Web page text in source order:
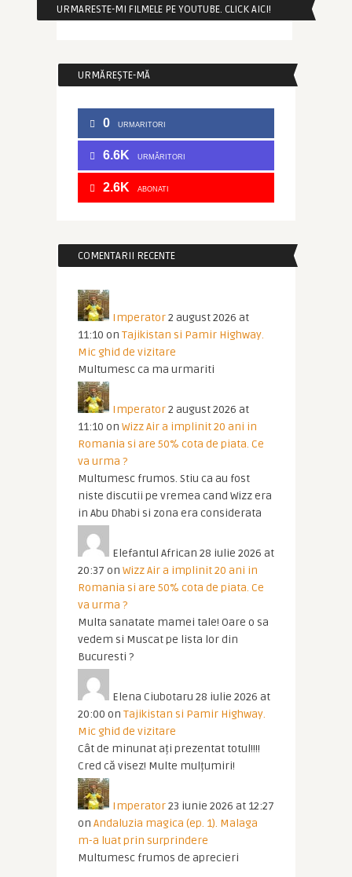
URMARESTE-MI FILMELE PE YOUTUBE. CLICK AICI!
URMĂREȘTE-MĂ
0 URMARITORI
6.6K URMĂRITORI
2.6K ABONATI
COMENTARII RECENTE
Imperator2 august 2026 at
11:10 on Tajikistan si Pamir Highway.
Mic ghid de vizitare
Multumesc ca ma urmariti
Imperator2 august 2026 at
11:10 on Wizz Air a implinit 20 ani in
Romania si are 50% cota de piata. Ce
va urma ?
Multumesc frumos. Stiu ca au fost
niste discutii pe vremea cand Wizz era
in Abu Dhabi si zona era considerata
Elefantul African 28 iulie 2026 at
20:37 on Wizz Air a implinit 20 ani in
Romania si are 50% cota de piata. Ce
va urma ?
Multa sanatate mamei tale! Oare o sa
vedem si Muscat pe lista lor din
Bucuresti ?
Elena Ciubotaru 28 iulie 2026 at
20:00 on Tajikistan si Pamir Highway.
Mic ghid de vizitare
Cât de minunat ați prezentat totul!!!!
Cred că visez! Multe mulțumiri!
Imperator23 iunie 2026 at 12:27
on Andaluzia magica (ep. 1). Malaga
m-a luat prin surprindere
Multumesc frumos de aprecieri